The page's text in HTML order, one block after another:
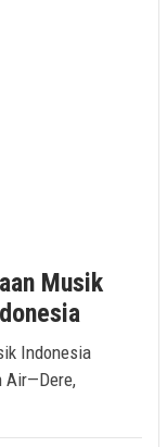
Musik
Indonesia
Air—Dere,